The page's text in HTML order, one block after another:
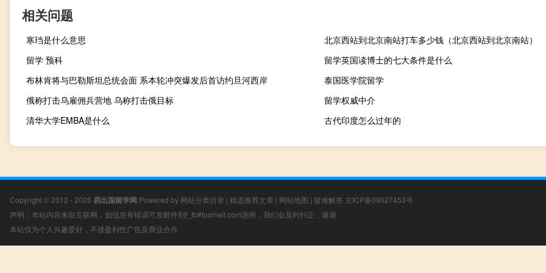
相关问题
寒珰是什么意思
北京西站到北京南站打车多少钱（北京西站到北京南站）
留学 预科
留学英国读博士的七大条件是什么
布林肯将与巴勒斯坦总统会面 系本轮冲突爆发后首访约旦河西岸
泰国医学院留学
俄称打击乌雇佣兵营地 乌称打击俄目标
留学权威中介
清华大学EMBA是什么
古代印度怎么过年的
Copyright © 2012 - 2026 易出国留学网 Powered by 网站分类目录 | 精选推荐文章 | 网站地图 | 疑难解答 京ICP备09027453号
声明：本站内容来自互联网，如信息有错误可发邮件到f_fb#foxmail.com说明，我们会及时纠正，谢谢
本站仅为个人兴趣爱好，不接盈利性广告及商业合作